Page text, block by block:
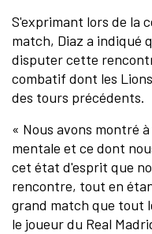
S'exprimant lors de la
match, Diaz a indiqué
disputer cette
combatif dont les
des tours précédents.
« Nous avons montré
mentale et ce dont
cet état d'esprit que
rencontre, tout en
grand match que tout
le joueur du Real